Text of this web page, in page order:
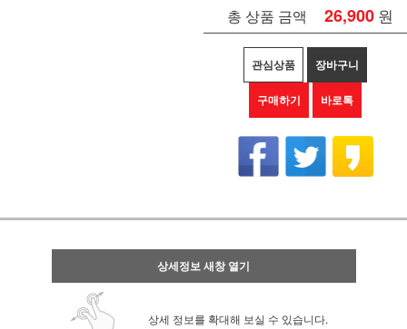
총 상품 금액 26,900 원
관심상품 장바구니
구매하기 바로톡
상세정보 새창 열기
상세 정보를 확대해 보실 수 있습니다.